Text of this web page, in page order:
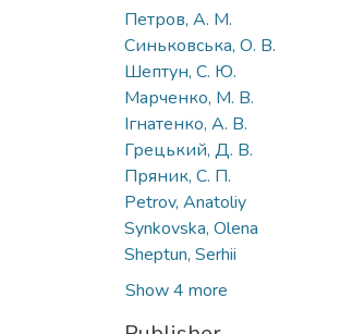
Петров, А. М.
Синьковська, О. В.
Шептун, С. Ю.
Марченко, М. В.
Ігнатенко, А. В.
Грецький, Д. В.
Пряник, С. П.
Petrov, Anatoliy
Synkovska, Olena
Sheptun, Serhii
Show 4 more